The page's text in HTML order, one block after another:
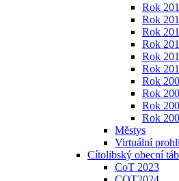
Rok
Rok
Rok
Rok
Rok
Rok
Rok
Rok
Rok
Rok
Městys
Virtuální
Cítolibský obecní
CoT 2023